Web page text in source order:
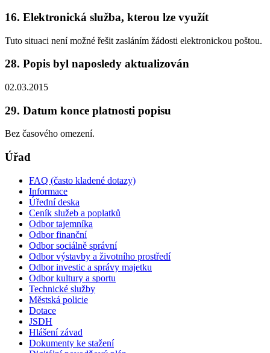
16. Elektronická služba, kterou lze využít
Tuto situaci není možné řešit zasláním žádosti elektronickou poštou.
28. Popis byl naposledy aktualizován
02.03.2015
29. Datum konce platnosti popisu
Bez časového omezení.
Úřad
FAQ (často kladené dotazy)
Informace
Úřední deska
Ceník služeb a poplatků
Odbor tajemníka
Odbor finanční
Odbor sociálně správní
Odbor výstavby a životního prostředí
Odbor investic a správy majetku
Odbor kultury a sportu
Technické služby
Městská policie
Dotace
JSDH
Hlášení závad
Dokumenty ke stažení